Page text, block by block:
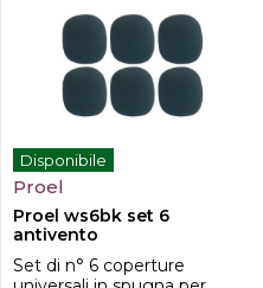
Disponibile
Proel
Proel ws6bk set 6
antivento
Set di n° 6 coperture